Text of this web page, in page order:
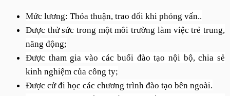
Mức lương: Thỏa thuận, trao đổi khi phỏng vấn..
Được thử sức trong một môi trường làm việc trẻ trung,
năng động;
Được tham gia vào các buổi đào tạo nội bộ, chia sẻ
kinh nghiệm của công ty;
Được cử đi học các chương trình đào tạo bên ngoài.